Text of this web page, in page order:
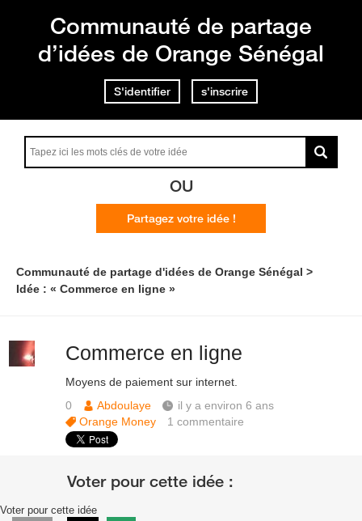
Communauté de partage
d’idées de Orange Sénégal
S'identifier s'inscrire
OU
Partagez votre idée !
Communauté de partage d'idées de Orange Sénégal
Idée : « Commerce en ligne »
Commerce en ligne
Moyens de paiement sur internet.
0
Abdoulaye
il y a environ 6 ans
Orange Money
1commentaire
Voter pour cette idée